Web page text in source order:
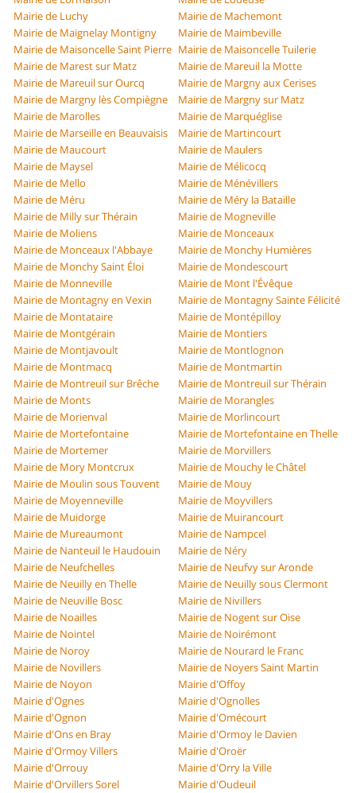
Mairie de Luchy
Mairie de Machemont
Mairie de Maignelay Montigny
Mairie de Maimbeville
Mairie de Maisoncelle Saint Pierre Mairie de Maisoncelle Tuilerie
Mairie de Marest sur Matz
Mairie de Mareuil la Motte
Mairie de Mareuil sur Ourcq
Mairie de Margny aux Cerises
Mairie de Margny lès Compiègne
Mairie de Margny sur Matz
Mairie de Marolles
Mairie de Marquéglise
Mairie de Marseille en Beauvaisis
Mairie de Martincourt
Mairie de Maucourt
Mairie de Maulers
Mairie de Maysel
Mairie de Mélicocq
Mairie de Mello
Mairie de Ménévillers
Mairie de Méru
Mairie de Méry la Bataille
Mairie de Milly sur Thérain
Mairie de Mogneville
Mairie de Moliens
Mairie de Monceaux
Mairie de Monceaux l'Abbaye
Mairie de Monchy Humières
Mairie de Monchy Saint Éloi
Mairie de Mondescourt
Mairie de Monneville
Mairie de Mont l'Évêque
Mairie de Montagny en Vexin
Mairie de Montagny Sainte Félicité
Mairie de Montataire
Mairie de Montépilloy
Mairie de Montgérain
Mairie de Montiers
Mairie de Montjavoult
Mairie de Montlognon
Mairie de Montmacq
Mairie de Montmartin
Mairie de Montreuil sur Brêche
Mairie de Montreuil sur Thérain
Mairie de Monts
Mairie de Morangles
Mairie de Morienval
Mairie de Morlincourt
Mairie de Mortefontaine
Mairie de Mortefontaine en Thelle
Mairie de Mortemer
Mairie de Morvillers
Mairie de Mory Montcrux
Mairie de Mouchy le Châtel
Mairie de Moulin sous Touvent
Mairie de Mouy
Mairie de Moyenneville
Mairie de Moyvillers
Mairie de Muidorge
Mairie de Muirancourt
Mairie de Mureaumont
Mairie de Nampcel
Mairie de Nanteuil le Haudouin
Mairie de Néry
Mairie de Neufchelles
Mairie de Neufvy sur Aronde
Mairie de Neuilly en Thelle
Mairie de Neuilly sous Clermont
Mairie de Neuville Bosc
Mairie de Nivillers
Mairie de Noailles
Mairie de Nogent sur Oise
Mairie de Nointel
Mairie de Noirémont
Mairie de Noroy
Mairie de Nourard le Franc
Mairie de Novillers
Mairie de Noyers Saint Martin
Mairie de Noyon
Mairie d'Offoy
Mairie d'Ognes
Mairie d'Ognolles
Mairie d'Ognon
Mairie d'Omécourt
Mairie d'Ons en Bray
Mairie d'Ormoy le Davien
Mairie d'Ormoy Villers
Mairie d'Oroër
Mairie d'Orrouy
Mairie d'Orry la Ville
Mairie d'Orvillers Sorel
Mairie d'Oudeuil